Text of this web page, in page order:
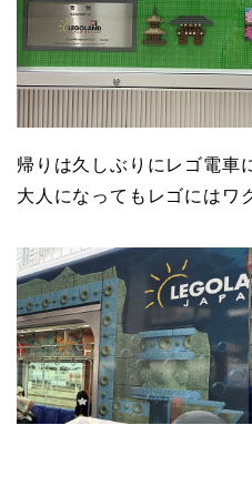
帰りは久しぶりにレゴ電車
大人になってもレゴにはワ